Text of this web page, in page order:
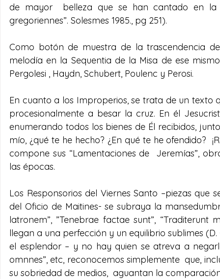
de mayor  belleza que se han cantado en la
gregoriennes”. Solesmes 1985., pg 251).
Como botón de muestra de la trascendencia
melodía en la Sequentia de la Misa de ese
Pergolesi , Haydn, Schubert, Poulenc y Perosi.
En cuanto a los Improperios, se trata de un texto
procesionalmente a besar la cruz. En él
enumerando todos los bienes de Él recibidos,
mío, ¿qué te he hecho? ¿En qué te he ofendido?
compone sus “Lamentaciones de  Jeremías”,
las épocas.
Los Responsorios del Viernes Santo –piezas
del Oficio de Maitines- se subraya la
latronem”, ”Tenebrae factae sunt”, “Traditerunt
llegan a una perfección y un equilibrio sublimes
el esplendor – y no hay quien se atreva a
omnnes”, etc, reconocemos simplemente  que,
su sobriedad de medios,  aguantan la